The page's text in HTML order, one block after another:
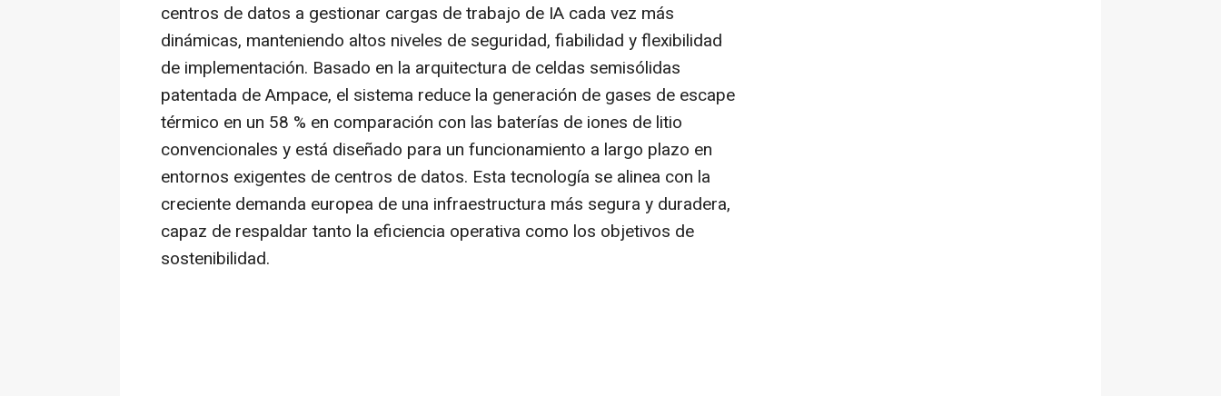
centros de datos a gestionar cargas de trabajo de IA cada vez más
dinámicas, manteniendo altos niveles de seguridad, fiabilidad y flexibilidad
de implementación. Basado en la arquitectura de celdas semisólidas
patentada de Ampace, el sistema reduce la generación de gases de escape
térmico en un 58 % en comparación con las baterías de iones de litio
convencionales y está diseñado para un funcionamiento a largo plazo en
entornos exigentes de centros de datos. Esta tecnología se alinea con la
creciente demanda europea de una infraestructura más segura y duradera,
capaz de respaldar tanto la eficiencia operativa como los objetivos de
sostenibilidad.